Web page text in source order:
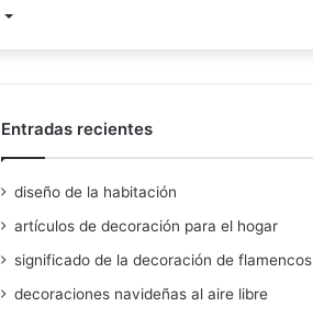
Entradas recientes
diseño de la habitación
artículos de decoración para el hogar
significado de la decoración de flamencos
decoraciones navideñas al aire libre